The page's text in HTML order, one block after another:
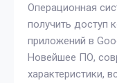
Операционная
получить доступ
приложений в
Новейшее ПО,
характеристики,